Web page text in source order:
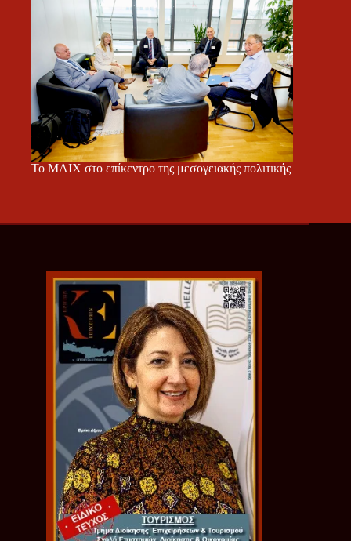
Το ΜΑΙΧ στο επίκεντρο της μεσογειακής πολιτικής